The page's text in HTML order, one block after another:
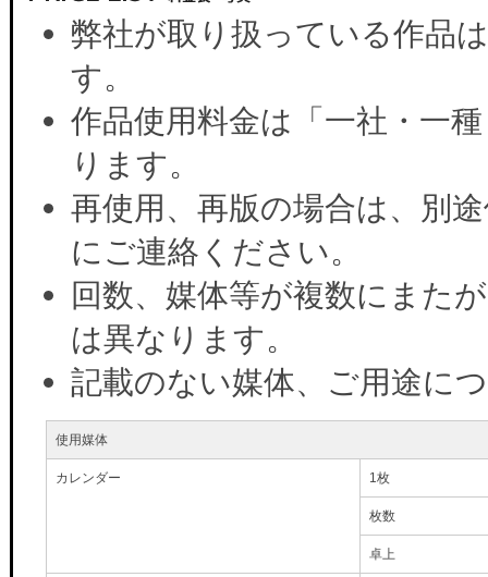
弊社が取り扱っている作品
す。
作品使用料金は「一社・一
ります。
再使用、再版の場合は、別
にご連絡ください。
回数、媒体等が複数にまた
は異なります。
記載のない媒体、ご用途に
使用媒体
カレンダー 1枚
枚数
卓上